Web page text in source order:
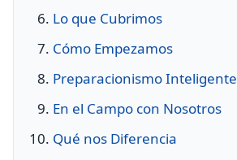
Lo que Cubrimos
Cómo Empezamos
Preparacionismo Inteligente
En el Campo con Nosotros
Qué nos Diferencia